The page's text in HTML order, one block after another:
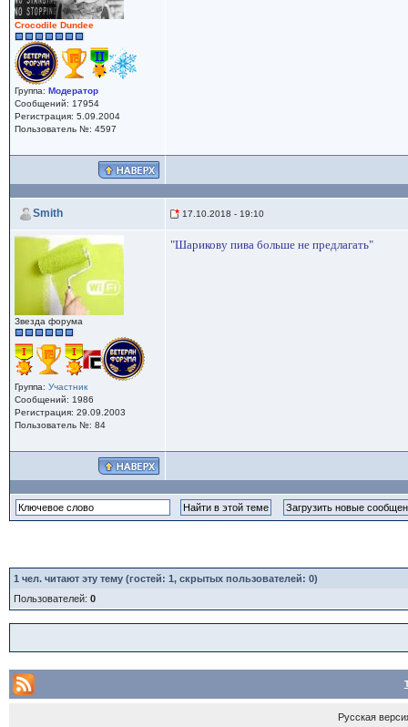
Crocodile Dundee
Группа: Модератор
Сообщений: 17954
Регистрация: 5.09.2004
Пользователь №: 4597
Smith 17.10.2018 - 19:10
Звезда форума
Группа: Участник
Сообщений: 1986
Регистрация: 29.09.2003
Пользователь №: 84
"Шарикову пива больше не предлагать"
1 чел. читают эту тему (гостей: 1, скрытых пользователей: 0)
Пользователей: 0
Русская